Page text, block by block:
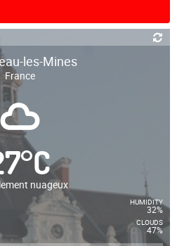
les-Mines
France
°C
nuageux
HUMIDITY
32%
CLOUDS
47%